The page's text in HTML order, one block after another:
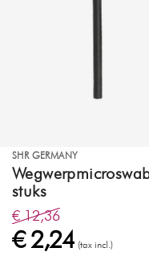
SHR GERMANY
stuks
€ 12,36
€ 2,24 (tax incl.)